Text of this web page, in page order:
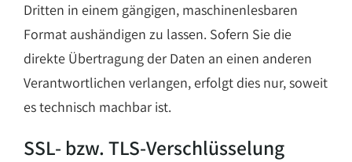
Dritten in einem gängigen, maschinenlesbaren
Format aushändigen zu lassen. Sofern Sie die
direkte Übertragung der Daten an einen anderen
Verantwortlichen verlangen, erfolgt dies nur, soweit
es technisch machbar ist.
SSL- bzw. TLS-Verschlüsselung